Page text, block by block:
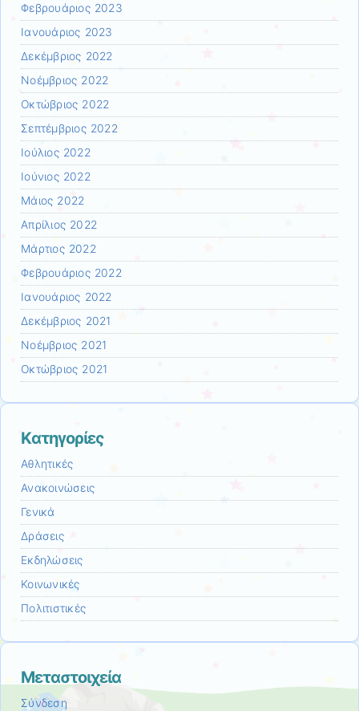
Φεβρουάριος 2023
Ιανουάριος 2023
Δεκέμβριος 2022
Νοέμβριος 2022
Οκτώβριος 2022
Σεπτέμβριος 2022
Ιούλιος 2022
Ιούνιος 2022
Μάιος 2022
Απρίλιος 2022
Μάρτιος 2022
Φεβρουάριος 2022
Ιανουάριος 2022
Δεκέμβριος 2021
Νοέμβριος 2021
Οκτώβριος 2021
Kατηγορίες
Αθλητικές
Ανακοινώσεις
Γενικά
Δράσεις
Εκδηλώσεις
Κοινωνικές
Πολιτιστικές
Μεταστοιχεία
Σύνδεση